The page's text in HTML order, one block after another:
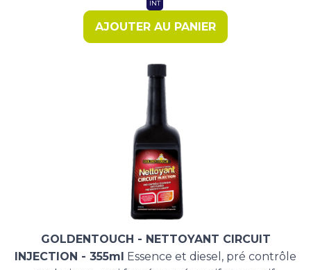
11,90 €.
INT
AJOUTER AU PANIER
GOLDENTOUCH - NETTOYANT CIRCUIT
INJECTION - 355ml Essence et diesel, pré contrôle